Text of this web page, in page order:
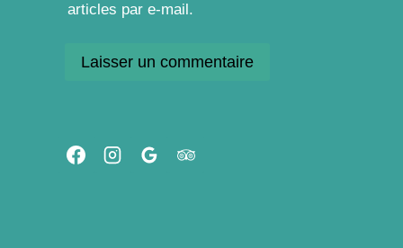
articles par e-mail.